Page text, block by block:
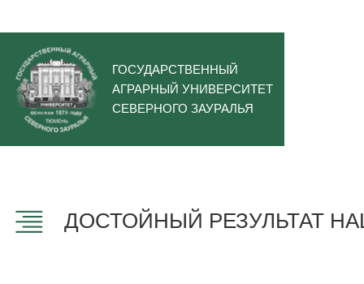
ГОСУДАРСТВЕННЫЙ
АГРАРНЫЙ УНИВЕРСИТЕТ
СЕВЕРНОГО ЗАУРАЛЬЯ
ДОСТОЙНЫЙ РЕЗУЛЬТАТ